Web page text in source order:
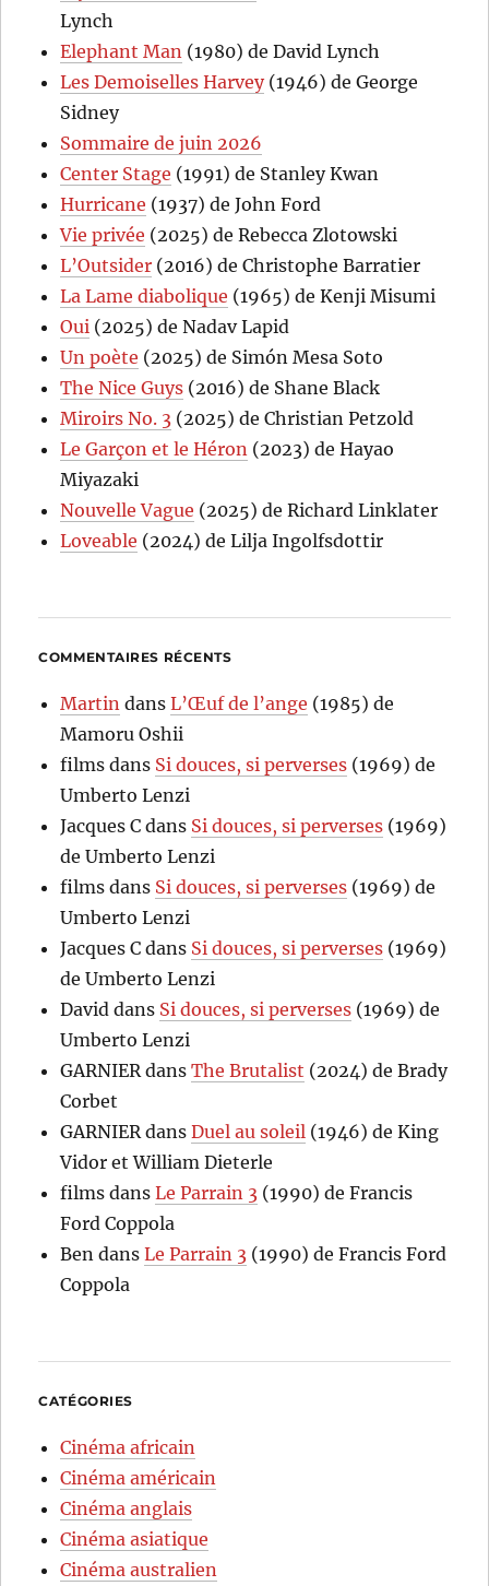
Lynch
Elephant Man (1980) de David Lynch
Les Demoiselles Harvey(1946) de George
Sidney
Sommaire de juin 2026
Center Stage (1991) de Stanley Kwan
Hurricane (1937) de John Ford
Vie privée (2025) de Rebecca Zlotowski
L’Outsider (2016) de Christophe Barratier
La Lame diabolique (1965) de Kenji Misumi
Oui (2025) de Nadav Lapid
Un poète (2025) de Simón Mesa Soto
The Nice Guys (2016) de Shane Black
Miroirs No. 3 (2025) de Christian Petzold
Le Garçon et le Héron (2023) de Hayao
Miyazaki
Nouvelle Vague (2025) de Richard Linklater
Loveable (2024) de Lilja Ingolfsdottir
COMMENTAIRES RÉCENTS
Martin dansL’Œuf de l’ange (1985) de
Mamoru Oshii
films dans Si douces, si perverses (1969) de
Umberto Lenzi
Jacques C dans Si douces, si perverses (1969)
de Umberto Lenzi
films dans Si douces, si perverses (1969) de
Umberto Lenzi
Jacques C dans Si douces, si perverses (1969)
de Umberto Lenzi
David dans Si douces, si perverses (1969) de
Umberto Lenzi
GARNIERdansThe Brutalist (2024) de Brady
Corbet
GARNIERdansDuel au soleil (1946) de King
Vidor et William Dieterle
films dansLe Parrain 3 (1990) de Francis
Ford Coppola
Ben dansLe Parrain 3 (1990) de Francis Ford
Coppola
CATÉGORIES
Cinéma africain
Cinéma américain
Cinéma anglais
Cinéma asiatique
Cinéma australien